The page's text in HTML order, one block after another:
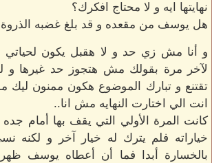
نهايتها ايه و لا محتاج افكرك؟
هل يوسف من مقعده و قد بلغ غضبه
و أنا مش زي حد و لا هقبل يكون لحياتي مع
لآخر مرة بقولك مش هتجوز حد غيرها و
تقتنع و تبارك الموضوع هكون ممنون ليك
انت الي اختارت النهايه مش انا..
كانت المرة الأولي التي يقف بها أمام
خياراته فلم يترك له خيار آخر و لكنه
بالخسارة أبدا فما أن أعطاه يوسف